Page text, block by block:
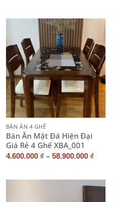
BÀN ĂN 4 GHẾ
Bàn Ăn Mặt Đá Hiện Đại
Giá Rẻ 4 Ghế XBA_001
4.600.000 ₫ – 58.900.000 ₫